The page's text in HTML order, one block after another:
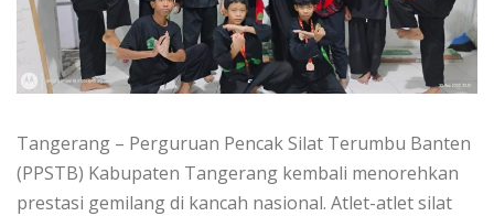
Tangerang – Perguruan Pencak Silat Terumbu Banten
(PPSTB) Kabupaten Tangerang kembali menorehkan
prestasi gemilang di kancah nasional. Atlet-atlet silat